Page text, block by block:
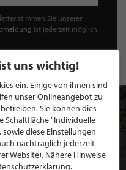
stimmen Sie unseren
ist jederzeit möglich.
uns wichtig!
ein. Einige von ihnen sind
unser Onlineangebot zu
Sie können dies
Schaltfläche "Individuelle
diese Einstellungen
nachträglich jederzeit
Website). Nähere Hinweise